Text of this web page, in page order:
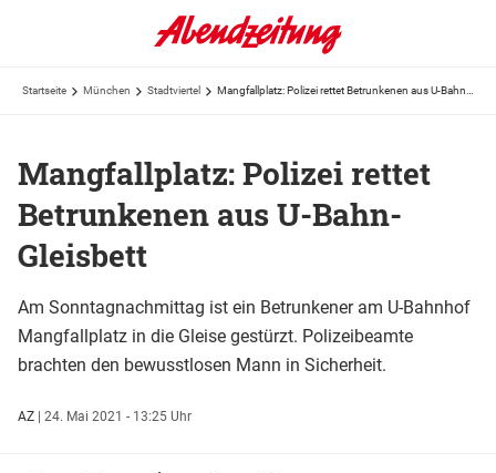
Startseite München Stadtviertel
Mangfallplatz: Polizei rettet
Betrunkenen aus U-Bahn-
Gleisbett
Am Sonntagnachmittag ist ein Betrunkener am U-Bahnhof
Mangfallplatz in die Gleise gestürzt. Polizeibeamte
brachten den bewusstlosen Mann in Sicherheit.
AZ | 24. Mai 2021 - 13:25 Uhr